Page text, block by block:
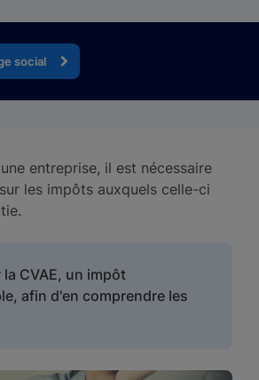
social
entreprise, il est nécessaire
les impôts auxquels celle-ci
CVAE, un impôt
afin d'en comprendre les